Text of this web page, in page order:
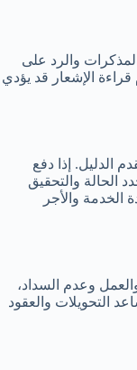
والرد على
قراءة الإشعار قد يؤدي
الدليل. إذا دفع
التحويل. وإذا اعتمد المادة 80، يحدد الحالة والتحقيق
الخدمة والأجر
وعدم السداد،
التحويلات والعقود